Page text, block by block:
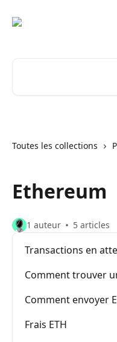
Toutes les collections
Ethereum
1 auteur 5 articles
Transactions en
Comment trouver
Comment envoyer
Frais ETH